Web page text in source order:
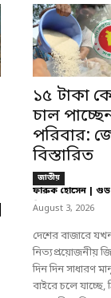
১৫ টাকা
চাল
পরিবার:
বিস্তারিত
জাতীয়
ফারুক হোসেন | গুড
-
August 3, 2026
দেশের বাজারে
নিত্যপ্রয়োজনীয়
দিন দিন সাধারণ
বাইরে চলে